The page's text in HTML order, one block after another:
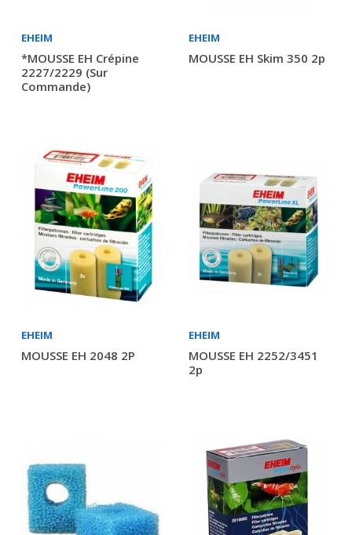
EHEIM
*MOUSSE EH Crépine
2227/2229 (sur
Commande)
EHEIM
MOUSSE EH Skim 350 2p
EHEIM
MOUSSE EH 2048 2P
EHEIM
MOUSSE EH 2252/3451
2p